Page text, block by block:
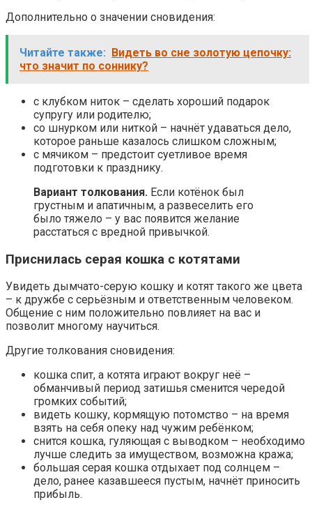
Дополнительно о значении сновидения:
Читайте также: Видеть во сне золотую цепочку:
что значит по соннику?
с клубком ниток – сделать хороший подарок
супругу или родителю;
со шнурком или ниткой – начнёт удаваться дело,
которое раньше казалось слишком сложным;
с мячиком – предстоит суетливое время
подготовки к празднику.
Вариант толкования. Если котёнок был
грустным и апатичным, а развеселить его
было тяжело – у вас появится желание
расстаться с вредной привычкой.
Приснилась серая кошка с котятами
Увидеть дымчато-серую кошку и котят такого же цвета
– к дружбе с серьёзным и ответственным человеком.
Общение с ним положительно повлияет на вас и
позволит многому научиться.
Другие толкования сновидения:
кошка спит, а котята играют вокруг неё –
обманчивый период затишья сменится чередой
громких событий;
видеть кошку, кормящую потомство – на время
взять на себя опеку над чужим ребёнком;
снится кошка, гуляющая с выводком – необходимо
лучше следить за имуществом, возможна кража;
большая серая кошка отдыхает под солнцем –
дело, ранее казавшееся пустым, начнёт приносить
прибыль.